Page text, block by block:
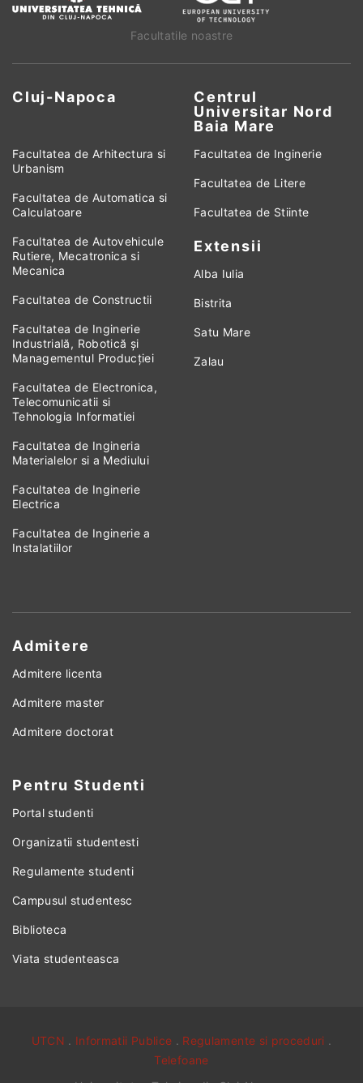
Facultatile noastre
Cluj-Napoca
Centrul
Universitar Nord
Baia Mare
Facultatea de Arhitectura si
Urbanism
Facultatea de Automatica si
Calculatoare
Facultatea de Autovehicule
Rutiere, Mecatronica si
Mecanica
Facultatea de Constructii
Facultatea de Inginerie
Industrială, Robotică și
Managementul Producției
Facultatea de Electronica,
Telecomunicatii si
Tehnologia Informatiei
Facultatea de Ingineria
Materialelor si a Mediului
Facultatea de Inginerie
Electrica
Facultatea de Inginerie a
Instalatiilor
Facultatea de Inginerie
Facultatea de Litere
Facultatea de Stiinte
Extensii
Alba Iulia
Bistrita
Satu Mare
Zalau
Admitere
Admitere licenta
Admitere master
Admitere doctorat
Pentru Studenti
Portal studenti
Organizatii studentesti
Regulamente studenti
Campusul studentesc
Biblioteca
Viata studenteasca
UTCN . Informatii Publice . Regulamente si proceduri .
Telefoane